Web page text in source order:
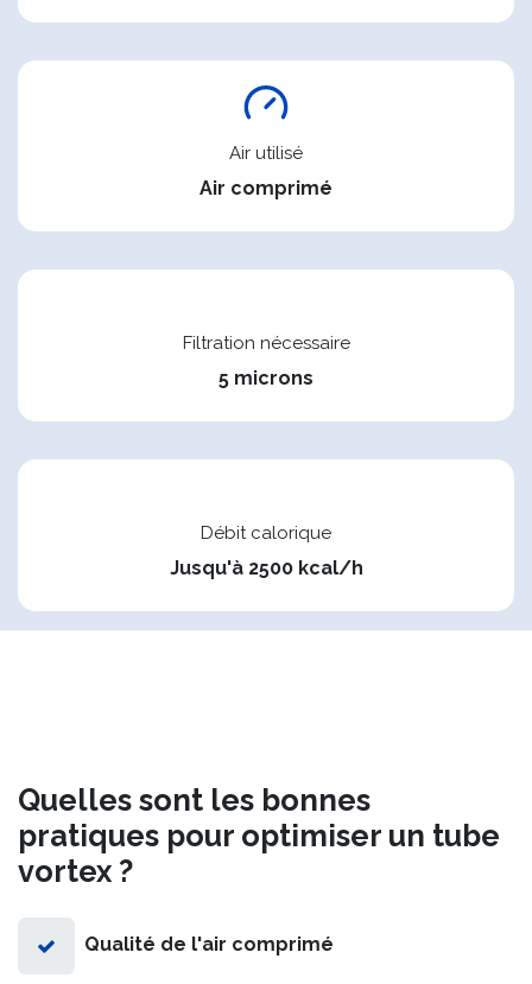
Air utilisé
Air comprimé
Quelles sont les bonnes
pratiques pour optimiser un tube
vortex ?